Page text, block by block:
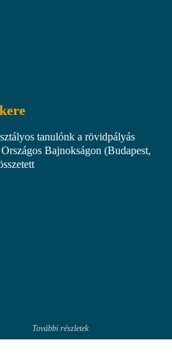
tanulónk a rövidpályás
Bajnokságon (Budapest,
További részletek